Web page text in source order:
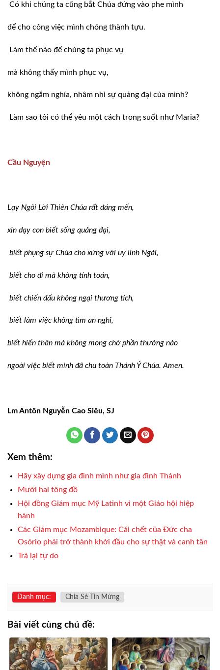
Có khi chúng ta cũng bắt Chúa đứng vào phe mình
để cho công việc mình chóng thành tựu.
Làm thế nào để chúng ta phục vụ
mà không thấy mình phục vụ,
không ngắm nghía, nhâm nhi sự quảng đại của mình?
Làm sao tôi có thể yêu một cách trong suốt như Maria?
Cầu Nguyện
Lạy Ngôi Lời Thiên Chúa rất đáng mến,
xin dạy con biết sống quảng đại,
biết phụng sự Chúa cho xứng với uy linh Ngài,
biết cho đi mà không tính toán,
biết chiến đấu không ngại thương tích,
biết làm việc không tìm an nghỉ,
biết hiến thân mà không mong chờ phần thưởng nào
ngoài việc biết mình đã chu toàn Thánh Ý Chúa. Amen.
Lm Antôn Nguyễn Cao Siêu, SJ
Xem thêm:
Hãy xây dựng gia đình mình như gia đình Thánh
Mười hai tông đồ
Hội đồng Giám mục Mỹ Latinh vì một Giáo hội hiệp
hành
Các Giám mục Mozambique: Cái chết của Đức cha
Osório phải trở thành khởi đầu cho sự thật và canh tân
Trả lại tự do
Danh mục: Chia Sẻ Tin Mừng
Bài viết cùng chủ đề: